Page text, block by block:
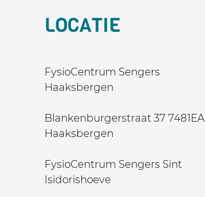
LOCATIE
FysioCentrum Sengers
Haaksbergen
Blankenburgerstraat 37 7481EA
Haaksbergen
FysioCentrum Sengers Sint
Isidorishoeve